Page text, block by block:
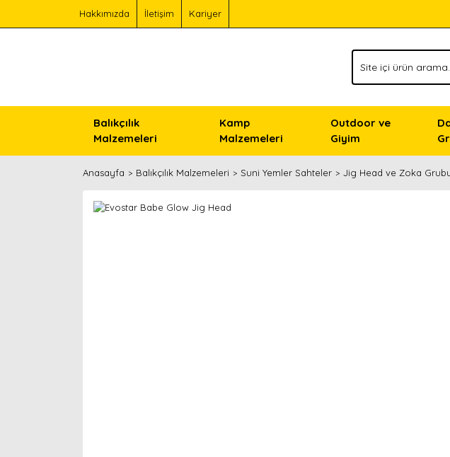
Hakkımızda İletişim Kariyer
Balıkçılık
Malzemeleri
Kamp
Malzemeleri
Outdoor ve
Giyim
Anasayfa Balıkçılık Malzemeleri Suni Yemler Sahteler Jig Head ve Zoka